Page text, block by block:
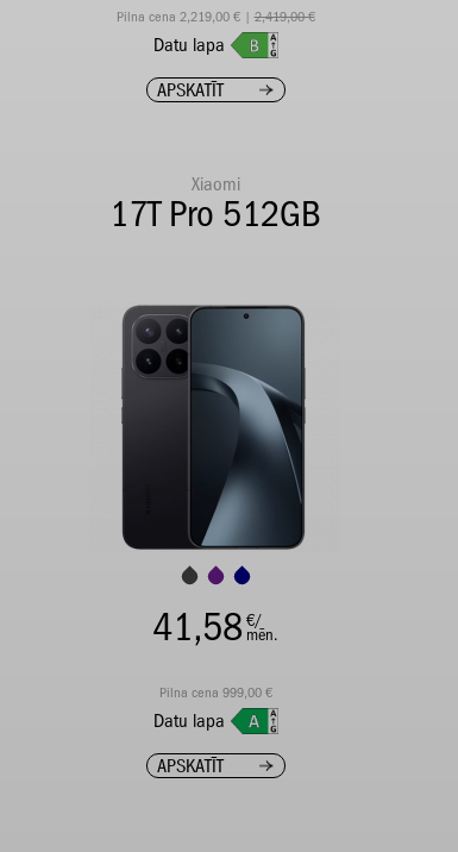
Pilna cena 2,219,00 € |2,419,00 €
Datu lapa
APSKATĪT
Xiaomi
17T Pro 512GB
41,58 €/
mēn.
Pilna cena 999,00 €
Datu lapa
APSKATĪT